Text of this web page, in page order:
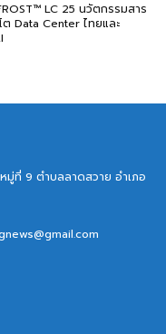
LC 25 นวัตกรรมสาร
Data Center ไทยและ
มู่ที่ 9 ตำบลลาดสวาย อำเภอ